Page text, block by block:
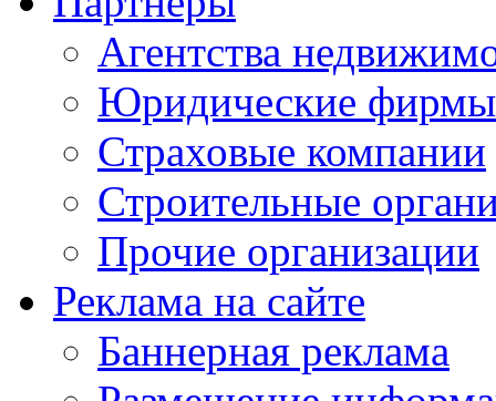
Агентства
Юридические фирмы
Страховые компании
Строительные
Прочие организации
Реклама на сайте
Баннерная реклама